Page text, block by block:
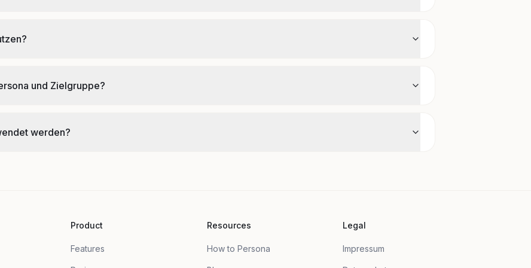
und Zielgruppe?
werden?
Product
Features
Resources
How to Persona
Legal
Impressum